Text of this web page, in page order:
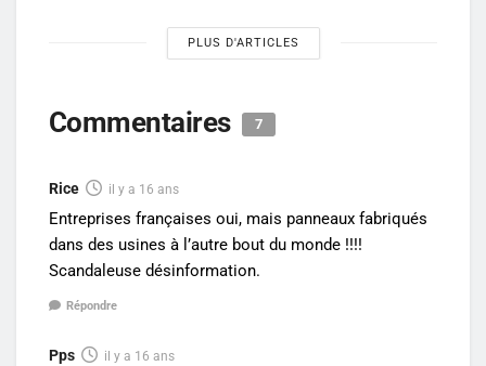
PLUS D'ARTICLES
Commentaires 7
Rice il y a 16 ans
Entreprises françaises oui, mais panneaux fabriqués
dans des usines à l’autre bout du monde !!!!
Scandaleuse désinformation.
Répondre
Pps il y a 16 ans